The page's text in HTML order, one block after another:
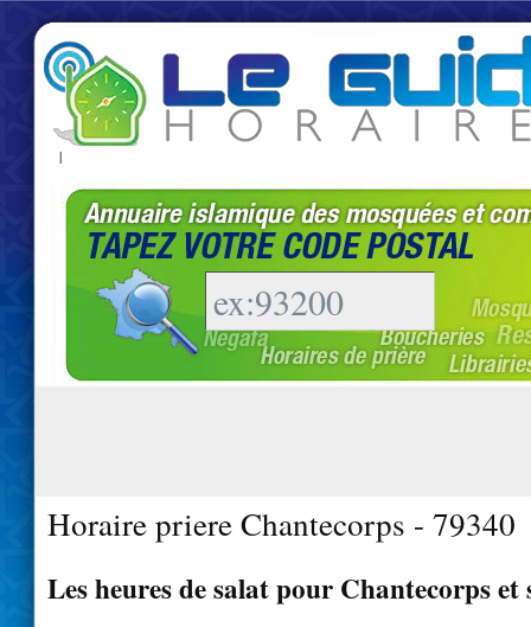
|
Horaire priere Chantecorps - 79340
Les heures de salat pour Chantecorps et